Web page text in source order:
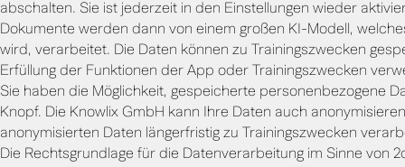
abschalten. Sie ist jederzeit in den Einstellungen wieder
Dokumente werden dann von einem großen KI-Modell,
wird, verarbeitet. Die Daten können zu Trainingszwecken
Erfüllung der Funktionen der App oder Trainingszwecken
Sie haben die Möglichkeit, gespeicherte personenbezogene
Knopf. Die Knowlix GmbH kann Ihre Daten auch
anonymisierten Daten längerfristig zu Trainingszwecken
Die Rechtsgrundlage für die Datenverarbeitung im Sinne von